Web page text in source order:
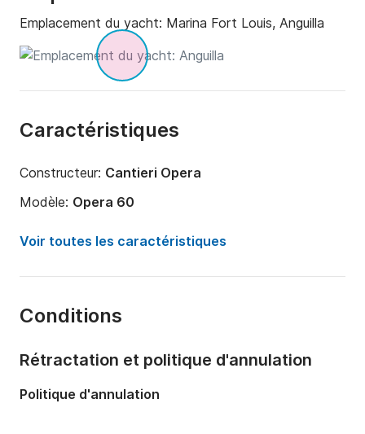
Emplacement du yacht: Marina Fort Louis, Anguilla
Caractéristiques
Constructeur: Cantieri Opera
Modèle: Opera 60
Année:
2010 (Rénové en 2025)
Nombre de cabines:
Nombre de salles de bains:
Voir toutes les caractéristiques
Conditions
Rétractation et politique d'annulation
Politique d'annulation